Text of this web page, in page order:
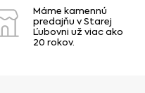
Máme kamennú
predajňu v Starej
Ľubovni už viac ako
20 rokov.